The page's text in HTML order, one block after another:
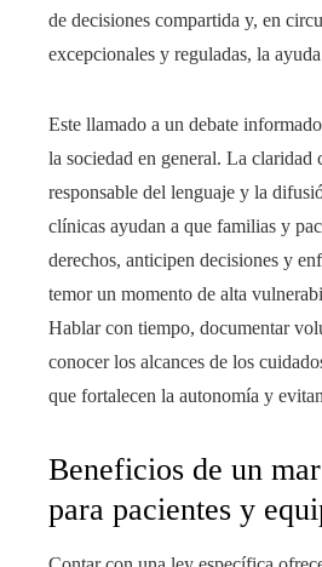
de decisiones compartida y, en
excepcionales y reguladas, la
Este llamado a un debate
la sociedad en general. La claridad
responsable del lenguaje y la
clínicas ayudan a que familias y
derechos, anticipen decisiones y
temor un momento de alta
Hablar con tiempo, documentar
conocer los alcances de los
que fortalecen la autonomía y
Beneficios de un
para pacientes y